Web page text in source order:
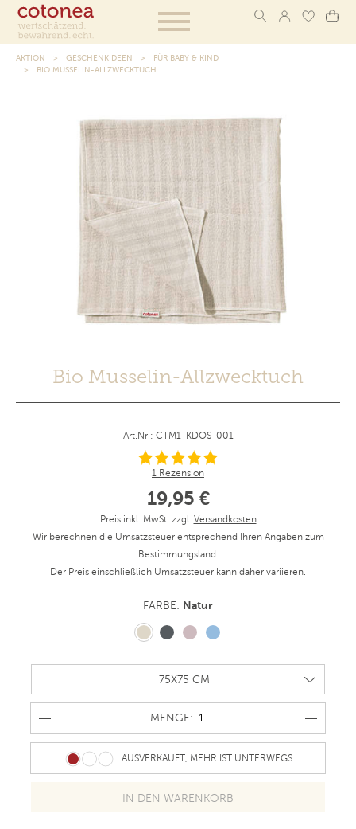
AKTION GESCHENKIDEEN
FÜR BABY & KIND
BIO MUSSELIN-ALLZWECKTUCH
Bio Musselin-Allzwecktuch
Art.Nr.: CTM1-KDOS-001
1 Rezension
19,95 €
Preis inkl. MwSt. zzgl. Versandkosten
Wir berechnen die Umsatzsteuer entsprechend Ihren Angaben zum
Bestimmungsland.
Der Preis einschließlich Umsatzsteuer kann daher variieren.
FARBE: Natur
MENGE: MENGE
AUSVERKAUFT, MEHR IST UNTERWEGS